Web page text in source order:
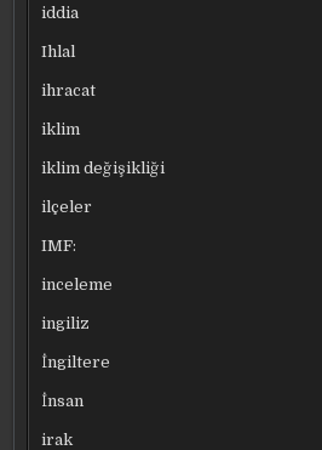
iddia
Ihlal
ihracat
iklim
iklim değişikliği
ilçeler
IMF:
inceleme
ingiliz
İngiltere
İnsan
irak